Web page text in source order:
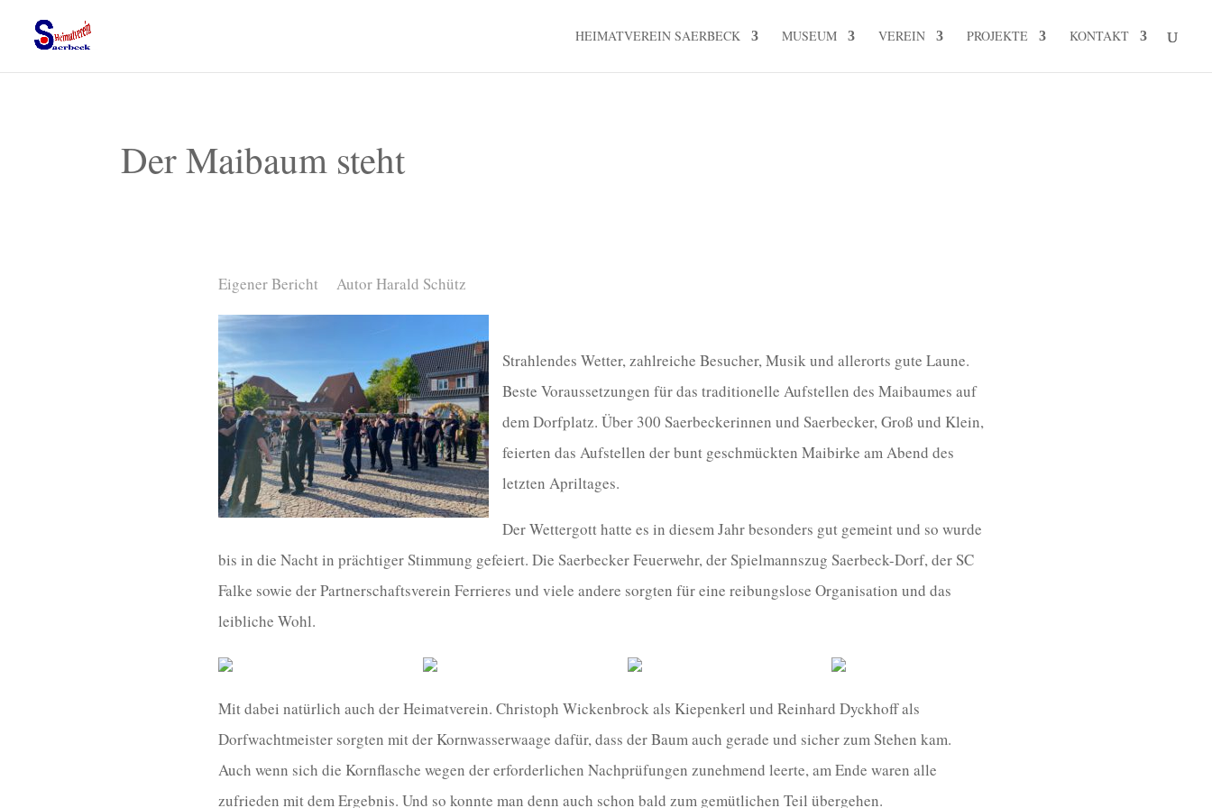
HEIMATVEREIN SAERBECK MUSEUM VEREIN PROJEKTE KONTAKT
Der Maibaum steht
Eigener Bericht Autor Harald Schütz
Strahlendes Wetter, zahlreiche Besucher, Musik und allerorts gute Laune.
Beste Voraussetzungen für das traditionelle Aufstellen des Maibaumes auf
dem Dorfplatz. Über 300 Saerbeckerinnen und Saerbecker, Groß und Klein,
feierten das Aufstellen der bunt geschmückten Maibirke am Abend des
letzten Apriltages.
Der Wettergott hatte es in diesem Jahr besonders gut gemeint und so wurde
bis in die Nacht in prächtiger Stimmung gefeiert. Die Saerbecker Feuerwehr, der Spielmannszug Saerbeck-Dorf, der SC
Falke sowie der Partnerschaftsverein Ferrieres und viele andere sorgten für eine reibungslose Organisation und das
leibliche Wohl.
Mit dabei natürlich auch der Heimatverein. Christoph Wickenbrock als Kiepenkerl und Reinhard Dyckhoff als
Dorfwachtmeister sorgten mit der Kornwasserwaage dafür, dass der Baum auch gerade und sicher zum Stehen kam.
Auch wenn sich die Kornflasche wegen der erforderlichen Nachprüfungen zunehmend leerte, am Ende waren alle
zufrieden mit dem Ergebnis. Und so konnte man denn auch schon bald zum gemütlichen Teil übergehen.